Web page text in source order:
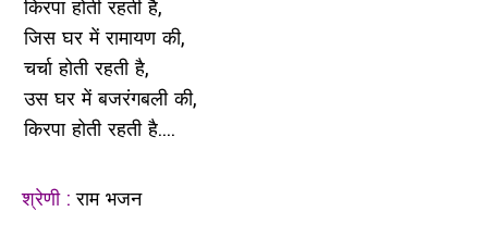
किरपा होती रहती है,
जिस घर में रामायण की,
चर्चा होती रहती है,
उस घर में बजरंगबली की,
किरपा होती रहती है....
श्रेणी :राम भजन